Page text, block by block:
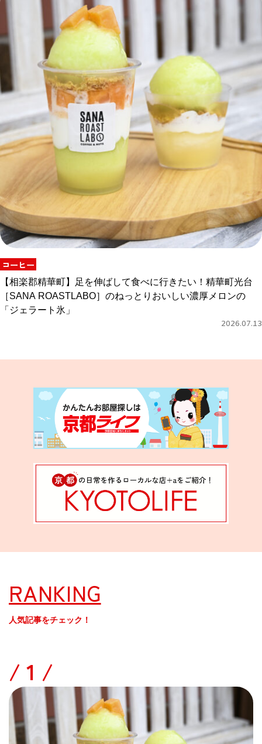
コーヒー
【相楽郡精華町】足を伸ばして食べに行きたい！精華町光台
［SANA ROASTLABO］のねっとりおいしい濃厚メロンの
「ジェラート氷」
2026.07.13
RANKING
人気記事をチェック！
/